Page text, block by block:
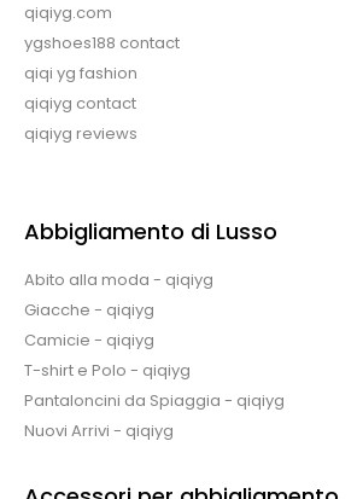
qiqiyg.com
ygshoes188 contact
qiqi yg fashion
qiqiyg contact
qiqiyg reviews
Abbigliamento di Lusso
Abito alla moda - qiqiyg
Giacche - qiqiyg
Camicie - qiqiyg
T-shirt e Polo - qiqiyg
Pantaloncini da Spiaggia - qiqiyg
Nuovi Arrivi - qiqiyg